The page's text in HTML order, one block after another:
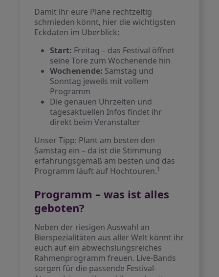
Damit ihr eure Pläne rechtzeitig
schmieden könnt, hier die wichtigsten
Eckdaten im Überblick:
Start: Freitag – das Festival öffnet
seine Tore zum Wochenende hin
Wochenende: Samstag und
Sonntag jeweils mit vollem
Programm
Die genauen Uhrzeiten und
tagesaktuellen Infos findet ihr
direkt beim Veranstalter
Unser Tipp: Plant am besten den
Samstag ein – da ist die Stimmung
erfahrungsgemäß am besten und das
Programm läuft auf Hochtouren.1
Programm – was ist alles
geboten?
Neben der riesigen Auswahl an
Bierspezialitäten aus aller Welt könnt ihr
euch auf ein abwechslungsreiches
Rahmenprogramm freuen. Live-Bands
sorgen für die passende Festival-